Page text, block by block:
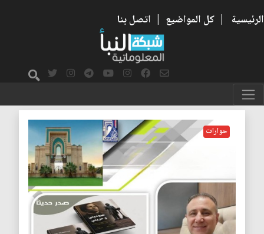
الرئيسية | كل المواضيع | اتصل بنا
العبودية
حوارات